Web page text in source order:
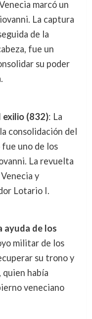
marcó un
La captura
de la
fue un
su poder
exilio (832): La
consolidación del
uno de los
La revuelta
y
Lotario I.
ayuda de los
militar de los
su trono y
quien había
veneciano